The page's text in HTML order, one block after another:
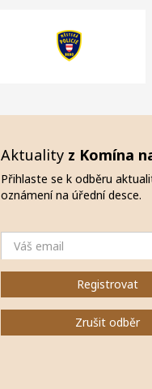
Aktuality z Komína
Přihlaste se k odběru
oznámení na úřední desce.
Registrovat
Zrušit odběr